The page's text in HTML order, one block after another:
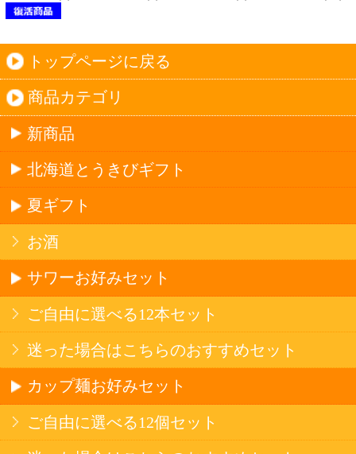
雑貨
北海道アイスクリーム
名水珈琲
食品
健康カレー
ごはん
みそ汁・スープ
北海道産米
フラワーギフト
ご利用ガイド
オンライン専用お問い合わせ
カートを見る
新規ご利用登録
ログイン
セイコーマートHOME 当サイトについて
個人情報保護方針
©Secoma Company, Ltd. 2016 All rights reserved.